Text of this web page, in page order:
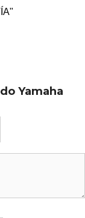
Yamaha